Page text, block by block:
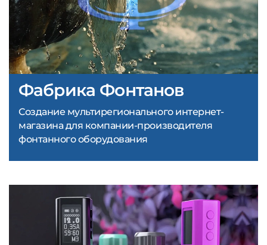
Фабрика Фонтанов
Создание мультирегионального интернет-
магазина для компании-производителя
фонтанного оборудования